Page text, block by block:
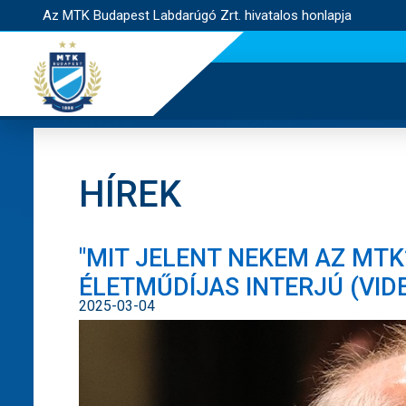
Az MTK Budapest Labdarúgó Zrt. hivatalos honlapja
HÍREK
"MIT JELENT NEKEM AZ
ÉLETMŰDÍJAS INTERJÚ
2025-03-04